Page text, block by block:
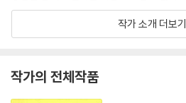
작가 소개 더보기
작가의 전체작품